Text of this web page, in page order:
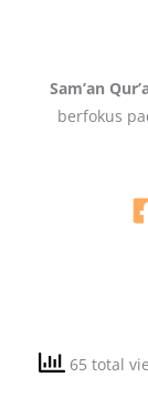
Sam’an
berfokus
65 total